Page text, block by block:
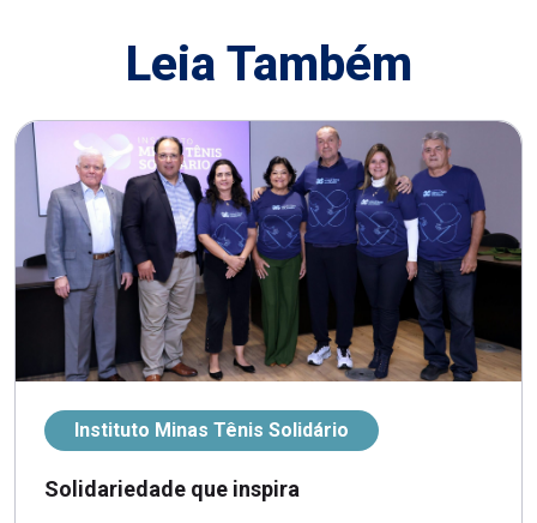
Leia Também
Instituto Minas Tênis Solidário
Solidariedade que inspira